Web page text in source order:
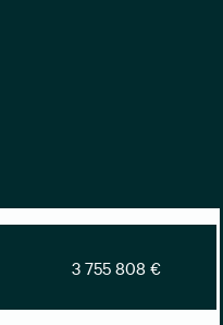
3 755 808 €